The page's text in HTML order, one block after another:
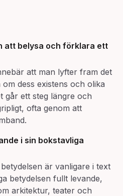
att belysa och förklara ett
att man lyfter fram det
dess existens och olika
går ett steg längre och
ofta genom att
i sin bokstavliga
är vanligare i text
betydelsen fullt levande,
arkitektur, teater och